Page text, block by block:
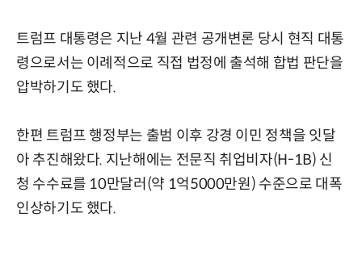
트럼프 대통령은 지난 4월 관련 공개변론 당시 현직 대통
령으로서는 이례적으로 직접 법정에 출석해 합법 판단을
압박하기도 했다.
한편 트럼프 행정부는 출범 이후 강경 이민 정책을 잇달
아 추진해왔다. 지난해에는 전문직 취업비자(H-1B) 신
청 수수료를 10만달러(약 1억5000만원) 수준으로 대폭
인상하기도 했다.